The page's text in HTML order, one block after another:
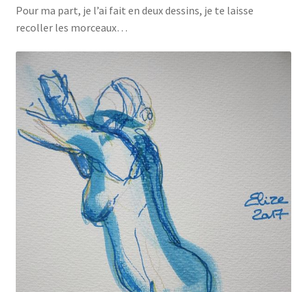
Pour ma part, je l’ai fait en deux dessins, je te laisse
recoller les morceaux…